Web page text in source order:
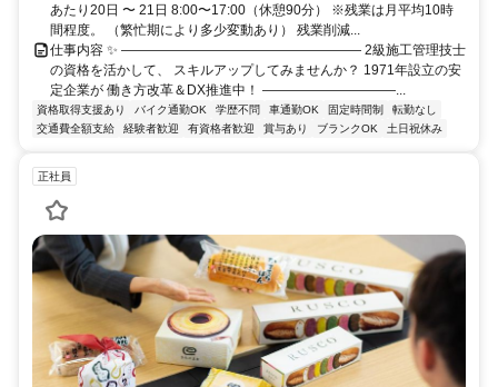
あたり20日 〜 21日 8:00〜17:00（休憩90分） ※残業は月平均10時
間程度。 （繁忙期により多少変動あり） 残業削減...
仕事内容 ✨ ―――――――――――――――――― 2級施工管理技士
の資格を活かして、 スキルアップしてみませんか？ 1971年設立の安
定企業が 働き方改革＆DX推進中！ ――――――――――...
資格取得支援あり バイク通勤OK 学歴不問 車通勤OK 固定時間制
転勤なし
交通費全額支給
経験者歓迎 有資格者歓迎 賞与あり ブランクOK 土日祝休み
正社員